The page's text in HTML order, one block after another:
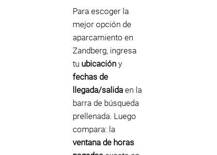
Para escoger la
mejor opción de
aparcamiento en
Zandberg, ingresa
tu ubicación y
fechas de
llegada/salida en la
barra de búsqueda
prellenada. Luego
compara: la
ventana de horas